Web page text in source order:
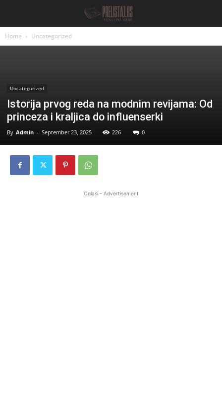
Home Uncategorized
Uncategorized
Istorija prvog reda na modnim revijama: Od
princeza i kraljica do influenserki
By Admin - September 23, 2025 226 0
Oglasi - Advertisement